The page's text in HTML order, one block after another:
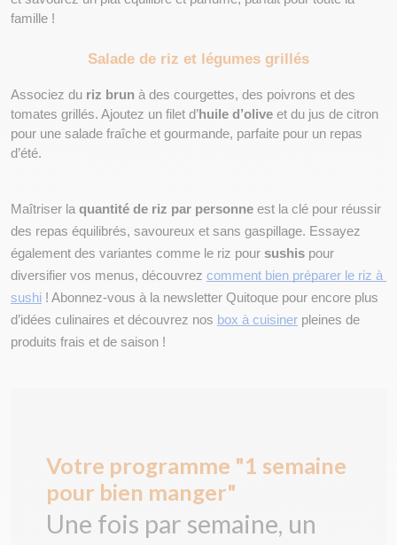
famille !
Salade de riz et légumes grillés
Associez du riz brun à des courgettes, des poivrons et des
tomates grillés. Ajoutez un filet d’huile d’olive et du jus de citron
pour une salade fraîche et gourmande, parfaite pour un repas
d’été.
Maîtriser la quantité de riz par personne est la clé pour réussir
des repas équilibrés, savoureux et sans gaspillage. Essayez
également des variantes comme le riz pour sushis pour
diversifier vos menus, découvrez comment bien préparer le riz à
sushi ! Abonnez-vous à la newsletter Quitoque pour encore plus
d’idées culinaires et découvrez nos box à cuisiner pleines de
produits frais et de saison !
Votre programme "1 semaine
pour bien manger"
Une fois par semaine, un